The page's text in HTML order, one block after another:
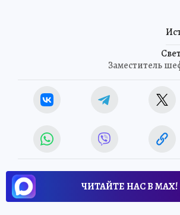
Заместитель
ЧИТАЙТЕ НАС В МАХ!